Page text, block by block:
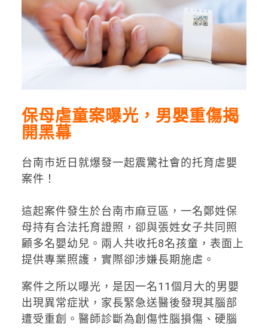
保母虐童案曝光，男嬰重傷揭
開黑幕
台南市近日就爆發一起震驚社會的托育虐嬰
案件！
這起案件發生於台南市麻豆區，一名鄭姓保
母持有合法托育證照，卻與張姓女子共同照
顧多名嬰幼兒。兩人共收托8名孩童，表面上
提供專業照護，實際卻涉嫌長期施虐。
案件之所以曝光，是因一名11個月大的男嬰
出現異常症狀，家長緊急送醫後發現其腦部
遭受重創。醫師診斷為創傷性腦損傷、硬腦